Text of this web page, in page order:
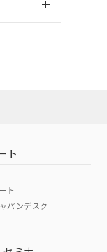
ト
ト
パンデスク